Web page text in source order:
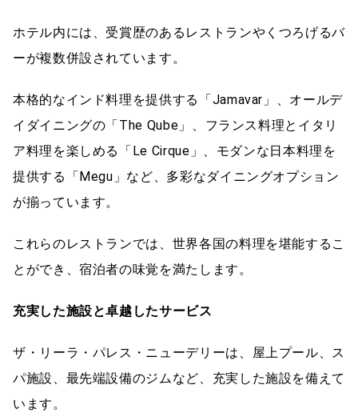
ホテル内には、受賞歴のあるレストランやくつろげるバ
ーが複数併設されています。
本格的なインド料理を提供する「Jamavar」、オールデ
イダイニングの「The Qube」、フランス料理とイタリ
ア料理を楽しめる「Le Cirque」、モダンな日本料理を
提供する「Megu」など、多彩なダイニングオプション
が揃っています。
これらのレストランでは、世界各国の料理を堪能するこ
とができ、宿泊者の味覚を満たします。
充実した施設と卓越したサービス
ザ・リーラ・パレス・ニューデリーは、屋上プール、ス
パ施設、最先端設備のジムなど、充実した施設を備えて
います。